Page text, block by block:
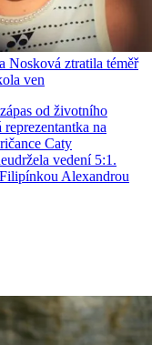
Nosková ztratila téměř
ven
od životního
na
Caty
vedení 5:1.
Alexandrou